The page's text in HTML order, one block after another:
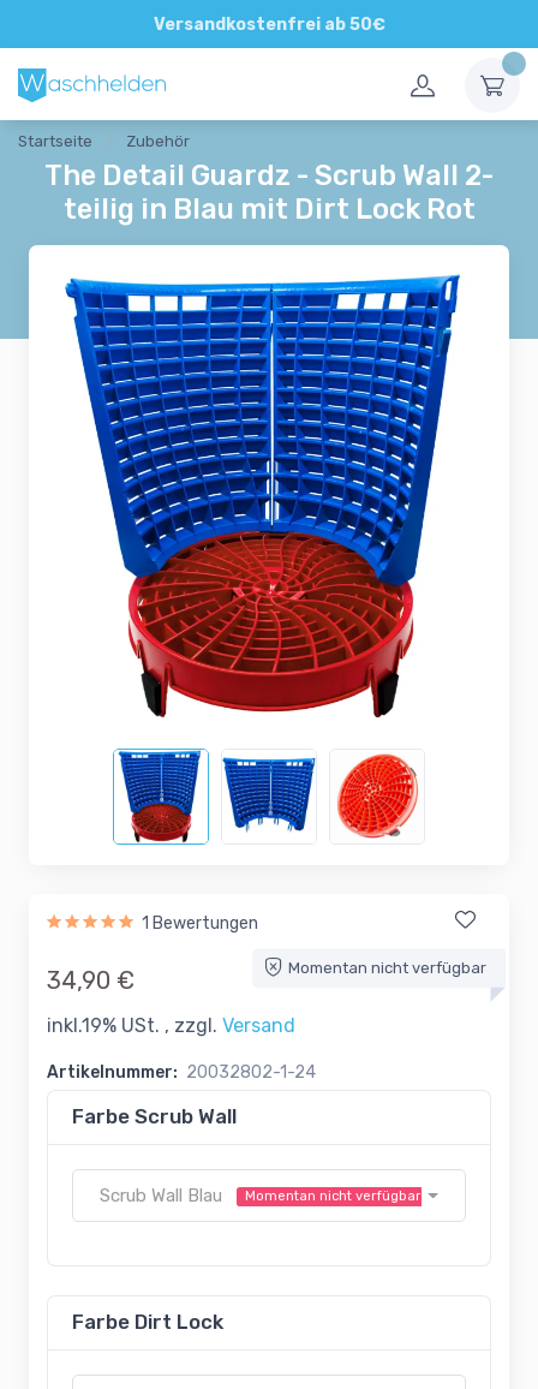
Versandkostenfrei ab 50€
Direkte und persönliche Beratung
Startseite Zubehör
The Detail Guardz - Scrub Wall 2-
teilig in Blau mit Dirt Lock Rot
1 Bewertungen
Momentan nicht verfügbar
34,90 €
inkl.19% USt. , zzgl. Versand
Artikelnummer: 20032802-1-24
Farbe Scrub Wall
Scrub Wall Blau Momentan nicht verfügbar
Farbe Dirt Lock